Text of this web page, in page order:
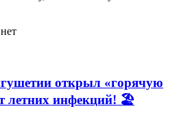
открыл «горячую
летних инфекций! 🏖